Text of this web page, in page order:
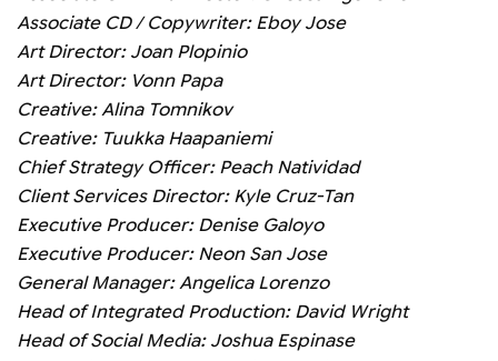
Associate CD / Copywriter: Eboy Jose
Art Director: Joan Plopinio
Art Director: Vonn Papa
Creative: Alina Tomnikov
Creative: Tuukka Haapaniemi
Chief Strategy Officer: Peach Natividad
Client Services Director: Kyle Cruz-Tan
Executive Producer: Denise Galoyo
Executive Producer: Neon San Jose
General Manager: Angelica Lorenzo
Head of Integrated Production: David Wright
Head of Social Media: Joshua Espinase